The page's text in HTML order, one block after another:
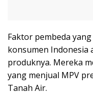
Faktor pembeda
konsumen Indonesia
produknya. Mereka
yang menjual MPV
Tanah Air.